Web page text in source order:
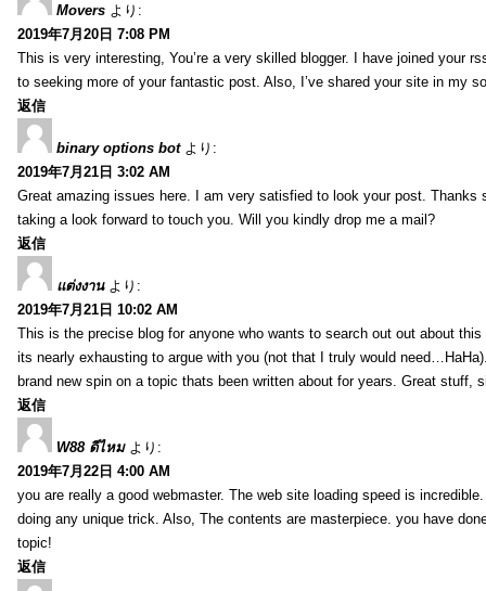
Movers より:
2019年7月20日 7:08 PM
This is very interesting, You’re a very skilled blogger. I have joined your
to seeking more of your fantastic post. Also, I’ve shared your site in my
返信
binary options bot より:
2019年7月21日 3:02 AM
Great amazing issues here. I am very satisfied to look your post. Thanks
taking a look forward to touch you. Will you kindly drop me a mail?
返信
แต่งงาน より:
2019年7月21日 10:02 AM
This is the precise blog for anyone who wants to search out out about
its nearly exhausting to argue with you (not that I truly would
brand new spin on a topic thats been written about for years. Great stuff,
返信
W88 ดีไหม より:
2019年7月22日 4:00 AM
you are really a good webmaster. The web site loading speed is
doing any unique trick. Also, The contents are masterpiece. you have
topic!
返信